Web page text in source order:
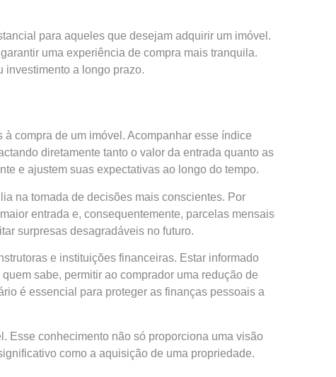
para aqueles que desejam adquirir um imóvel.
uma experiência de compra mais tranquila.
investimento a longo prazo.
compra de um imóvel. Acompanhar esse índice
diretamente tanto o valor da entrada quanto as
e ajustem suas expectativas ao longo do tempo.
na tomada de decisões mais conscientes. Por
entrada e, consequentemente, parcelas mensais
surpresas desagradáveis no futuro.
e instituições financeiras. Estar informado
sabe, permitir ao comprador uma redução de
é essencial para proteger as finanças pessoais a
Esse conhecimento não só proporciona uma visão
como a aquisição de uma propriedade.